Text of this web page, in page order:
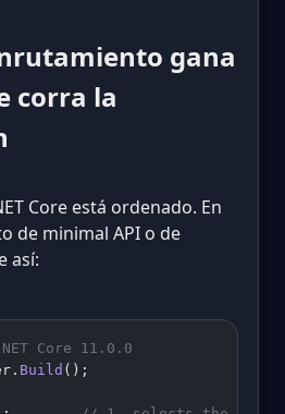
gana
corra la
Core está ordenado. En
de minimal API o de
así:
Core 11.0.0
Build ();